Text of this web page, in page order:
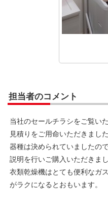
担当者のコメント
当社のセールチラシをご覧い
見積りをご用命いただきました
器種は決められていましたの
説明を行いご購入いただきまし
衣類乾燥機はとても便利なガ
がラクになるとおもいます。